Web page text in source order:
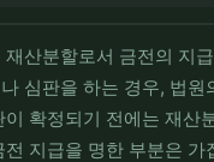
재산분할로서 금전의 지
심판을 하는 경우, 법원
이 확정되기 전에는 재산
전 지급을 명한 부분은 가